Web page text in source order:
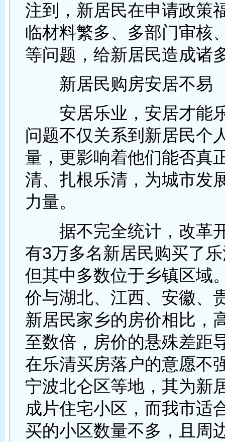
注到，新居民在申请政策
临材料繁多、多部门审核
等问题，给新居民造成诸
新居民购房安居不易
安居乐业，安居才能
问题不仅关系到新居民个
量，更影响着他们能否真
清、扎根乐清，为城市发
力量。
据不完全统计，改革
有3万多名新居民购买了
但其中多数位于乡镇区域
价与湖北、江西、安徽、
新居民家乡的房价相比，
至数倍，房价的悬殊差距
在乐清买房落户的意愿不
宁波北仑区等地，其为新
成片住宅小区，而我市适
买的小区数量不多，且周